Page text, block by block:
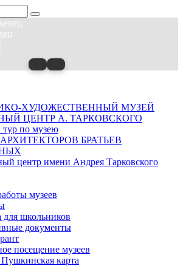
ХУДОЖЕСТВЕННЫЙ МУЗЕЙ
ЦЕНТР А. ТАРКОВСКОГО
тур по музею
БРАТЬЕВ
центр имени Андрея Тарковского
музеев
для школьников
документы
посещение музеев
Пушкинская карта